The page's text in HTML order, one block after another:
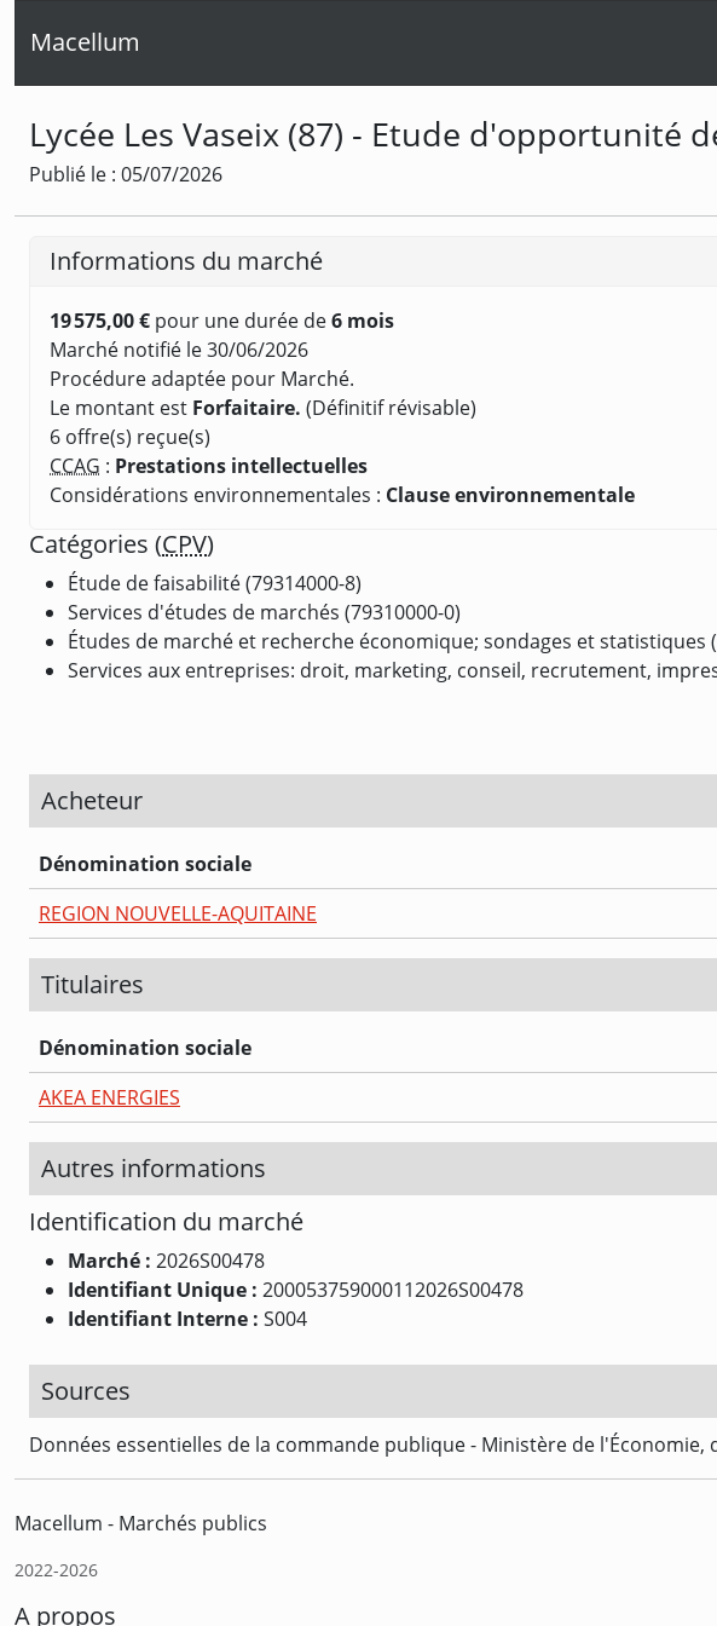
Macellum
Lycée Les Vaseix (87) - Etude
Publié le : 05/07/2026
Informations du marché
19 575,00 € pour une durée de6 mois
Marché notifié le 30/06/2026
Procédure adaptée pour Marché.
Le montant est Forfaitaire. (Définitif révisable)
6 offre(s) reçue(s)
CCAG : Prestations intellectuelles
Considérations environnementales : Clause environnementale
Catégories (CPV)
Étude de faisabilité (79314000-8)
Services d'études de marchés (79310000-0)
Études de marché et recherche économique; sondages et statistiques
Services aux entreprises: droit, marketing, conseil, recrutement,
Acheteur
Dénomination sociale
REGION NOUVELLE-AQUITAINE
Titulaires
Dénomination sociale
AKEA ENERGIES
Autres informations
Identification du marché
Marché : 2026S00478
Identifiant Unique : 200053759000112026S00478
Identifiant Interne : S004
Sources
Données essentielles de la commande publique - Ministère de
Macellum - Marchés publics
2022-2026
A propos